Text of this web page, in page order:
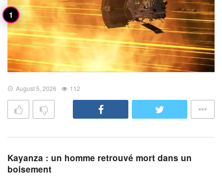
August 5, 2026 112
Kayanza : un homme retrouvé mort dans un
boisement